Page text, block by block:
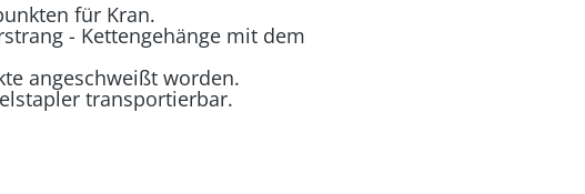
für Kran.
- Kettengehänge mit dem
angeschweißt worden.
transportierbar.